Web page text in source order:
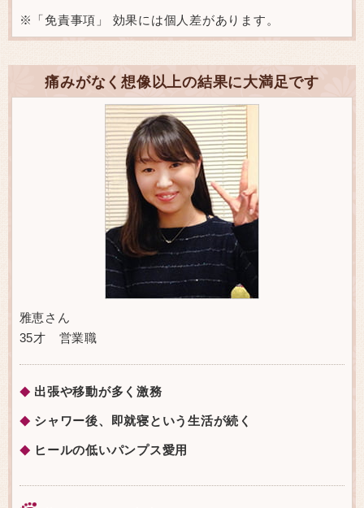
※「免責事項」 効果には個人差があります。
痛みがなく想像以上の結果に大満足です
雅恵さん
35才 営業職
◆ 出張や移動が多く激務
◆ シャワー後、即就寝という生活が続く
◆ ヒールの低いパンプス愛用